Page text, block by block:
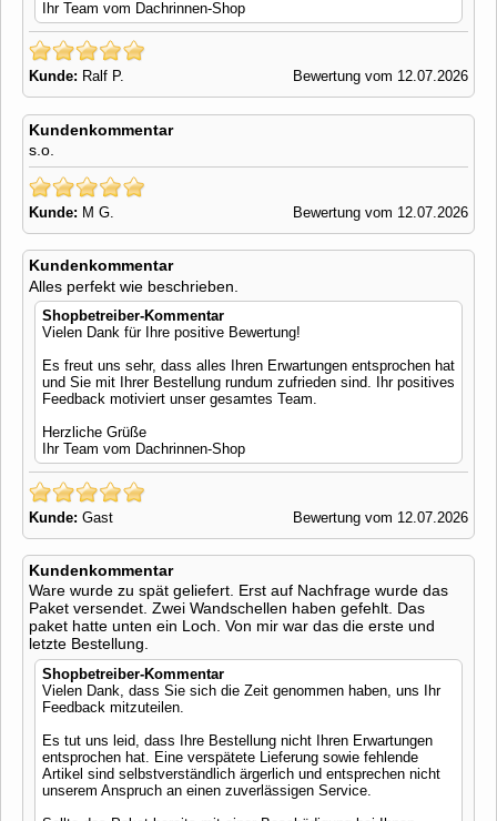
Ihr Team vom Dachrinnen-Shop
Kunde: Ralf P. Bewertung vom 12.07.2026
Kundenkommentar
s.o.
Kunde: M G. Bewertung vom 12.07.2026
Kundenkommentar
Alles perfekt wie beschrieben.
Shopbetreiber-Kommentar
Vielen Dank für Ihre positive Bewertung!
Es freut uns sehr, dass alles Ihren Erwartungen entsprochen hat
und Sie mit Ihrer Bestellung rundum zufrieden sind. Ihr positives
Feedback motiviert unser gesamtes Team.
Herzliche Grüße
Ihr Team vom Dachrinnen-Shop
Kunde: Gast Bewertung vom 12.07.2026
Kundenkommentar
Ware wurde zu spät geliefert. Erst auf Nachfrage wurde das
Paket versendet. Zwei Wandschellen haben gefehlt. Das
paket hatte unten ein Loch. Von mir war das die erste und
letzte Bestellung.
Shopbetreiber-Kommentar
Vielen Dank, dass Sie sich die Zeit genommen haben, uns Ihr
Feedback mitzuteilen.
Es tut uns leid, dass Ihre Bestellung nicht Ihren Erwartungen
entsprochen hat. Eine verspätete Lieferung sowie fehlende
Artikel sind selbstverständlich ärgerlich und entsprechen nicht
unserem Anspruch an einen zuverlässigen Service.